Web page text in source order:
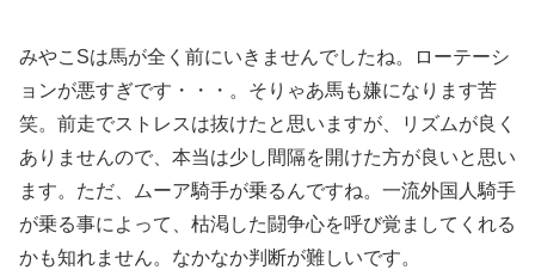
みやこSは馬が全く前にいきませんでしたね。ローテーシ
ョンが悪すぎです・・・。そりゃあ馬も嫌になります苦
笑。前走でストレスは抜けたと思いますが、リズムが良く
ありませんので、本当は少し間隔を開けた方が良いと思い
ます。ただ、ムーア騎手が乗るんですね。一流外国人騎手
が乗る事によって、枯渇した闘争心を呼び覚ましてくれる
かも知れません。なかなか判断が難しいです。